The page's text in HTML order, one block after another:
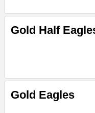
Gold Half
Gold Eagles